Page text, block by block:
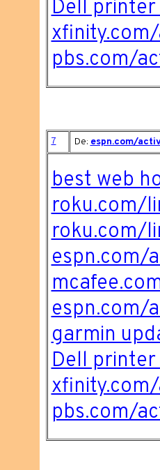
Dell
pbs.com/
7 De: espn.com/
best web
roku.com/
roku.com/
espn.com/
espn.com/
garmin
Dell
pbs.com/